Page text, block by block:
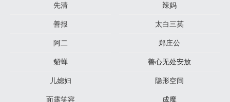
先清
辣妈
善报
太白三英
阿二
郑庄公
貂蝉
善心无处安放
儿媳妇
隐形空间
面露笑容
成魔